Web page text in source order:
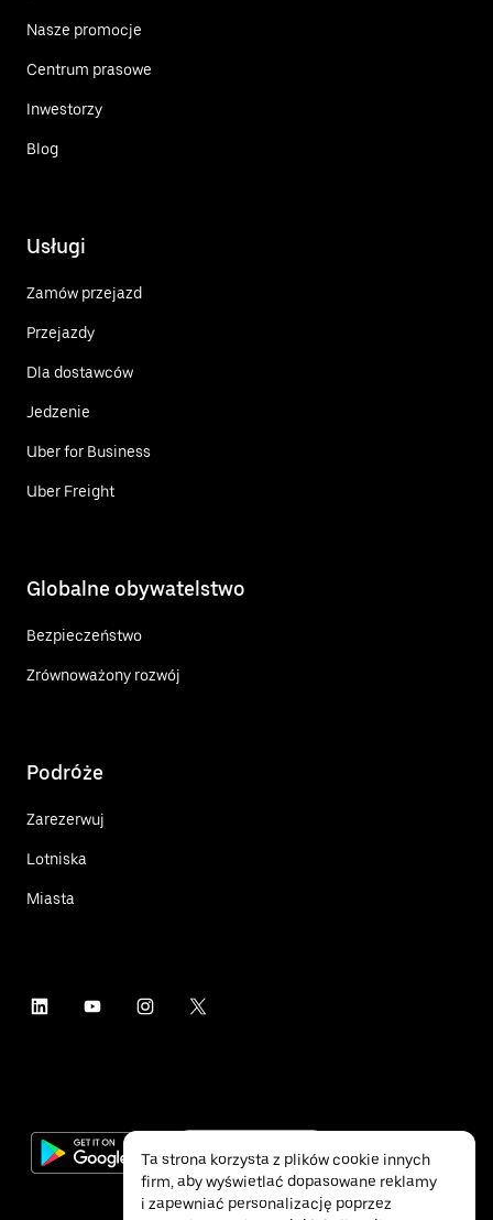
Nasze promocje
Centrum prasowe
Inwestorzy
Blog
Usługi
Zamów przejazd
Przejazdy
Dla dostawców
Jedzenie
Uber for Business
Uber Freight
Globalne obywatelstwo
Bezpieczeństwo
Zrównoważony rozwój
Podróże
Zarezerwuj
Lotniska
Miasta
Ta strona korzysta z plików cookie innych
firm, aby wyświetlać dopasowane reklamy
i zapewniać personalizację poprzez